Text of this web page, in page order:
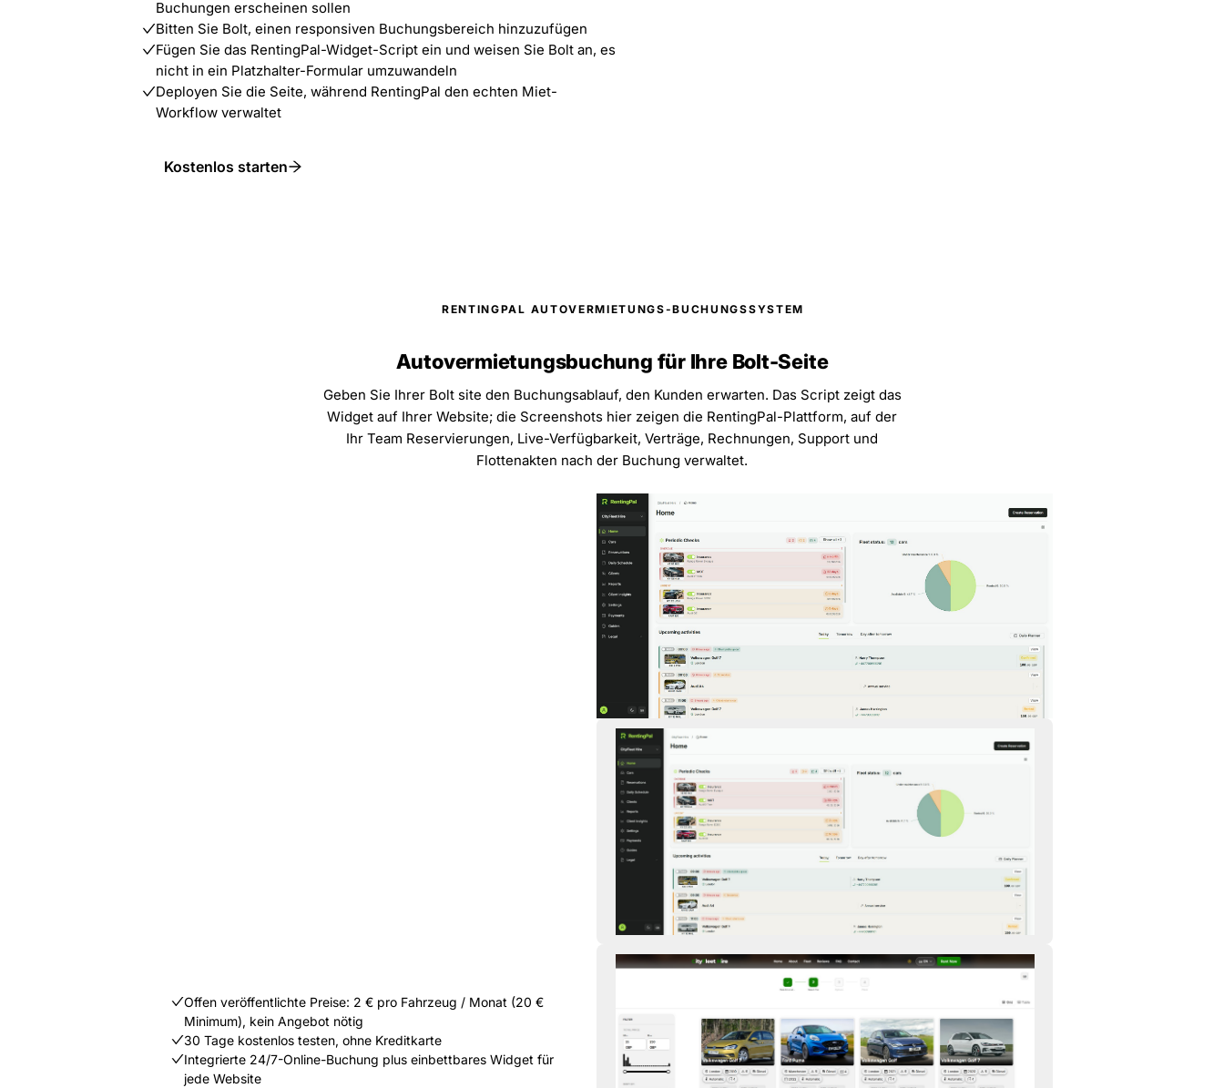
Buchungen erscheinen sollen
Bitten Sie Bolt, einen responsiven Buchungsbereich hinzuzufügen
Fügen Sie das RentingPal-Widget-Script ein und weisen Sie Bolt an, es
nicht in ein Platzhalter-Formular umzuwandeln
Deployen Sie die Seite, während RentingPal den echten Miet-
Workflow verwaltet
Kostenlos starten
RENTINGPAL AUTOVERMIETUNGS-BUCHUNGSSYSTEM
Autovermietungsbuchung für Ihre Bolt-Seite
Geben Sie Ihrer Bolt site den Buchungsablauf, den Kunden erwarten. Das Script zeigt das
Widget auf Ihrer Website; die Screenshots hier zeigen die RentingPal-Plattform, auf der
Ihr Team Reservierungen, Live-Verfügbarkeit, Verträge, Rechnungen, Support und
Flottenakten nach der Buchung verwaltet.
Offen veröffentlichte Preise: 2 € pro Fahrzeug / Monat (20 €
Minimum), kein Angebot nötig
30 Tage kostenlos testen, ohne Kreditkarte
Integrierte 24/7-Online-Buchung plus einbettbares Widget für
jede Website